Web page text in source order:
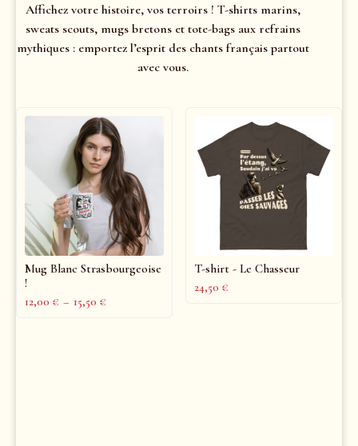
Affichez votre histoire, vos terroirs ! T-shirts marins,
sweats scouts, mugs bretons et tote-bags aux refrains
mythiques : emportez l’esprit des chants français partout
avec vous.
Mug Blanc Strasbourgeoise
!
12,00 € – 15,50 €
T-shirt - Le Chasseur
24,50 €